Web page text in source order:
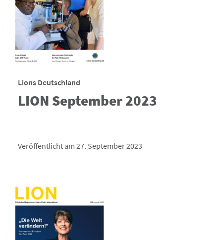
Lions Deutschland
LION September 2023
Veröffentlicht am 27. September 2023